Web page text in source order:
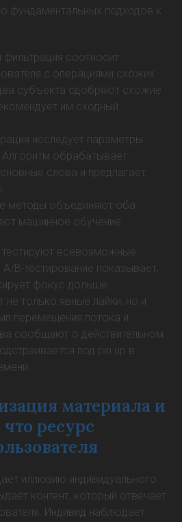
фундаментальных подходов к
соотносит
с операциями схожих
субъекта одобряют схожие
им сходный
исследует параметры
Алгоритм обрабатывает
слова и предлагает
методы объединяют оба
машинное обучение.
всевозможные
B-тестирование показывает,
фокус дольше.
только явные лайки, но и
перемещения потока и
сообщают о действительном
под pin up в
материала и
ресурс
иллюзию индивидуального
контент, который отвечает
Индивид наблюдает